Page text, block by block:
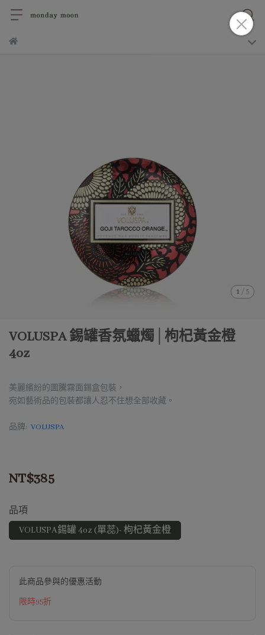
1 / 5
VOLUSPA 錫罐香氛蠟燭│枸杞黃金橙
4oz
美麗繽紛的圖騰霧面錫盒包裝，
宛如藝術品的包裝都讓人忍不住想全部收藏。
品牌: VOLUSPA
NT$385
品項
VOLUSPA錫罐 4oz (單蕊)- 枸杞黃金橙
此商品參與的優惠活動
限時95折